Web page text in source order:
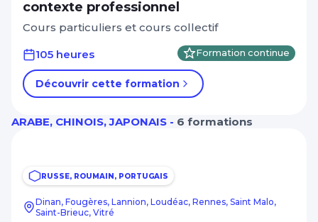
contexte professionnel
Cours particuliers et cours collectif
105 heures
Formation continue
Découvrir cette formation
ARABE, CHINOIS, JAPONAIS - 6 formations
RUSSE, ROUMAIN, PORTUGAIS
Dinan, Fougères, Lannion, Loudéac, Rennes, Saint Malo,
Saint-Brieuc, Vitré